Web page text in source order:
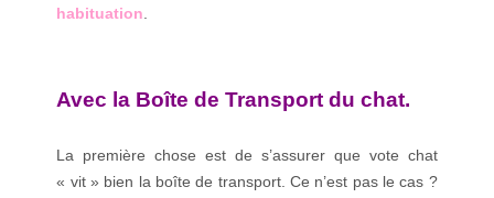
habituation
Avec la Boîte de Transport du chat.
La première chose est de s’assurer que vote chat
« vit » bien la boîte de transport. Ce n’est pas le cas ?